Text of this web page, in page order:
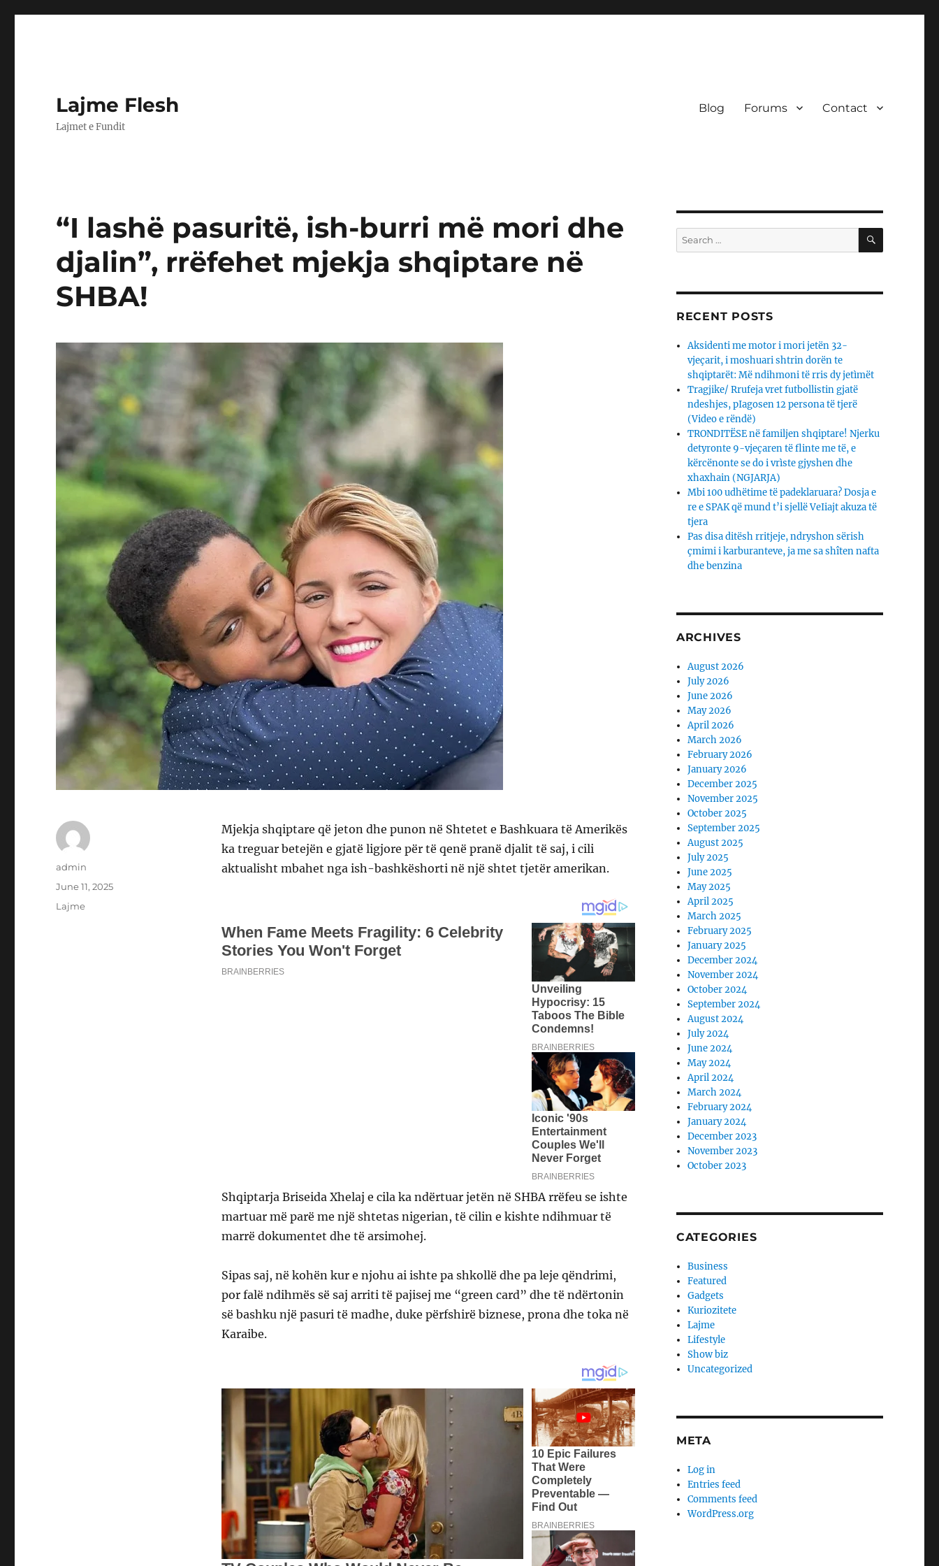
Lajme Flesh
Lajmet e Fundit
Blog Forums Contact
“I lashë pasuritë, ish-burri më mori dhe
djalin”, rrëfehet mjekja shqiptare në
SHBA!
Mjekja shqiptare që jeton dhe punon në Shtetet e Bashkuara të Amerikës
ka treguar betejën e gjatë ligjore për të qenë pranë djalit të saj, i cili
aktualisht mbahet nga ish-bashkëshorti në një shtet tjetër amerikan.
Shqiptarja Briseida Xhelaj e cila ka ndërtuar jetën në SHBA rrëfeu se ishte
martuar më parë me një shtetas nigerian, të cilin e kishte ndihmuar të
marrë dokumentet dhe të arsimohej.
Sipas saj, në kohën kur e njohu ai ishte pa shkollë dhe pa leje qëndrimi,
por falë ndihmës së saj arriti të pajisej me “green card” dhe të ndërtonin
së bashku një pasuri të madhe, duke përfshirë biznese, prona dhe toka në
Karaibe.
Author
admin
Posted
June 11, 2025
Categories
Lajme
Search
for:
SEARCH
RECENT POSTS
Aksidenti me motor i mori jetën 32-
vjeçarit, i moshuari shtrin dorën te
shqiptarët: Më ndihmoni të rris dy jetìmët
Tragjike/ Rrufeja vret futbollistin gjatë
ndeshjes, pIagosen 12 persona të tjerë
(Video e rëndë)
TRONDITËSE në familjen shqiptare! Njerku
detyronte 9-vjeçaren të flinte me të, e
kërcënonte se do i vrìste gjyshen dhe
xhaxhain (NGJARJA)
Mbi 100 udhëtime të padeklaruara? Dosja e
re e SPAK që mund t’i sjellë VeIiajt akuza të
tjera
Pas disa ditësh rritjeje, ndryshon sërish
çmimi i karburanteve, ja me sa shîten nafta
dhe benzina
ARCHIVES
August 2026
July 2026
June 2026
May 2026
April 2026
March 2026
February 2026
January 2026
December 2025
November 2025
October 2025
September 2025
August 2025
July 2025
June 2025
May 2025
April 2025
March 2025
February 2025
January 2025
December 2024
November 2024
October 2024
September 2024
August 2024
July 2024
June 2024
May 2024
April 2024
March 2024
February 2024
January 2024
December 2023
November 2023
October 2023
CATEGORIES
Business
Featured
Gadgets
Kuriozitete
Lajme
Lifestyle
Show biz
Uncategorized
META
Log in
Entries feed
Comments feed
WordPress.org